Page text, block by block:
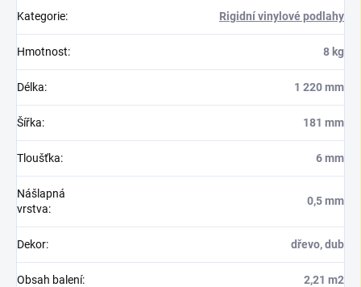
Kategorie: Rigidní vinylové podlahy
Hmotnost: 8 kg
Délka: 1 220 mm
Šířka: 181 mm
Tloušťka: 6 mm
Nášlapná
vrstva:
0,5 mm
Dekor: dřevo, dub
Obsah balení: 2,21 m2